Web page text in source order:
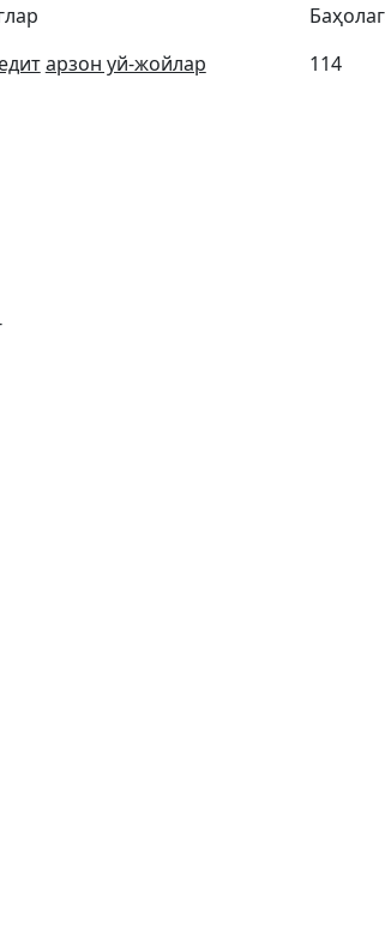
арзон уй-жойлар
114